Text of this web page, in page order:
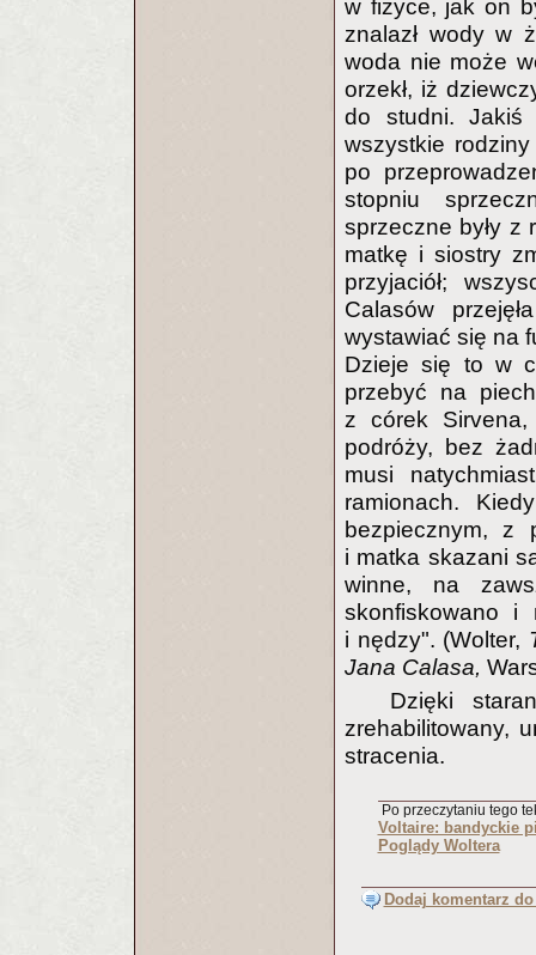
w fizyce, jak on
znalazł wody w
woda nie może
orzekł, iż
do studni. Jakiś
wszystkie
po
stopniu
sprzeczne były z
matkę i siostry
przyjaciół;
Calasów
wystawiać się na
Dzieje się to w
przebyć na
z córek
podróży, bez
musi
ramionach.
bezpiecznym, z
i matka skazani
winne, na
skonfiskowano
i nędzy". (Wolter,
Jana Calasa,
Dzięki
zrehabilitowany,
stracenia.
Po przeczytaniu tego
Voltaire: bandyckie
Poglądy Woltera
Dodaj komentarz